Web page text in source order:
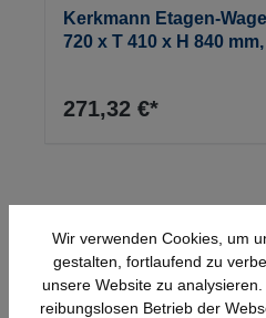
Kerkmann Etagen-
720 x T 410 x H 840
271,32 €*
Schnelle Lieferung
Wir verwenden Cookies, um
gestalten, fortlaufend zu
unsere Website zu
reibungslosen Betrieb der